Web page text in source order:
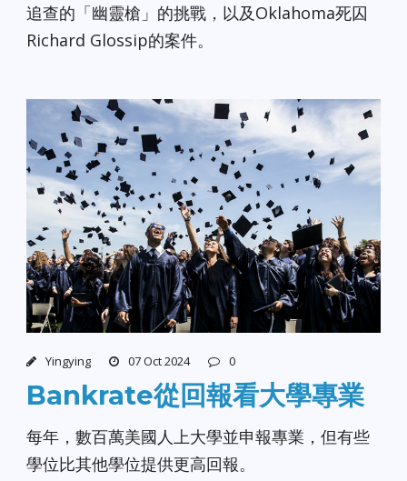
追查的「幽靈槍」的挑戰，以及Oklahoma死囚
Richard Glossip的案件。
Yingying 07 Oct 2024 0
Bankrate從回報看大學專業
每年，數百萬美國人上大學並申報專業，但有些
學位比其他學位提供更高回報。